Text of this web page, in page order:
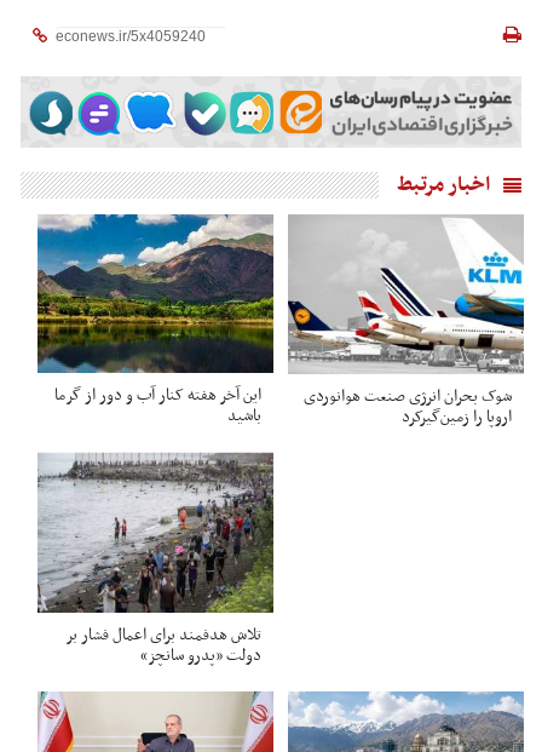
اخبار مرتبط
شوک بحران انرژی صنعت هوانوردی
اروپا را زمین‌گیر‌کرد
این آخر هفته کنار آب و دور از گرما
باشید
تلاش هدفمند برای اعمال فشار بر
دولت «پدرو سانچز»